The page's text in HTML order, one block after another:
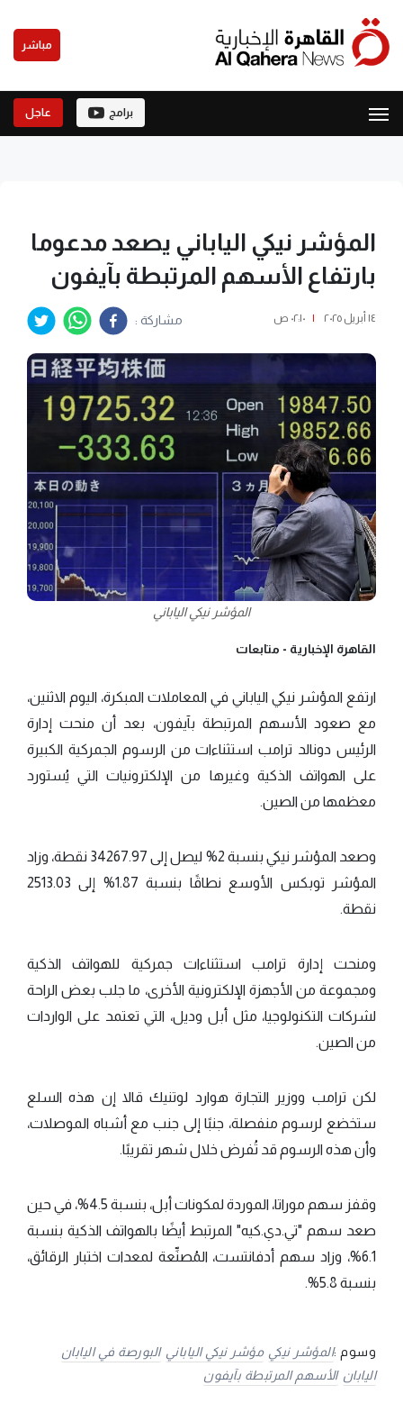
مباشر
برامج عاجل
المؤشر نيكي الياباني يصعد مدعوما
بارتفاع الأسهم المرتبطة بآيفون
١٤ أبريل ٢٠٢٥ | ٠٢:١٠ ص مشاركة :
المؤشر نيكي الياباني
القاهرة الإخبارية - متابعات
ارتفع المؤشر نيكي الياباني في المعاملات المبكرة، اليوم الاثنين،
مع صعود الأسهم المرتبطة بآيفون، بعد أن منحت إدارة
الرئيس دونالد ترامب استثناءات من الرسوم الجمركية الكبيرة
على الهواتف الذكية وغيرها من الإلكترونيات التي يُستورد
معظمها من الصين.
وصعد المؤشر نيكي بنسبة 2% ليصل إلى 34267.97 نقطة، وزاد
المؤشر توبكس الأوسع نطاقًا بنسبة 1.87% إلى 2513.03
نقطة.
ومنحت إدارة ترامب استثناءات جمركية للهواتف الذكية
ومجموعة من الأجهزة الإلكترونية الأخرى، ما جلب بعض الراحة
لشركات التكنولوجيا، مثل أبل وديل، التي تعتمد على الواردات
من الصين.
لكن ترامب ووزير التجارة هوارد لوتنيك قالا إن هذه السلع
ستخضع لرسوم منفصلة، جنبًا إلى جنب مع أشباه الموصلات،
وأن هذه الرسوم قد تُفرض خلال شهر تقريبًا.
وقفز سهم موراتا، الموردة لمكونات أبل، بنسبة 4.5%، في حين
صعد سهم "تي.دي.كيه" المرتبط أيضًا بالهواتف الذكية بنسبة
6.1%، وزاد سهم أدفانتست، المُصنِّعة لمعدات اختبار الرقائق،
بنسبة 5.8%.
وسوم :المؤشر نيكي مؤشر نيكي الياباني البورصة في اليابان
اليابان الأسهم المرتبطة بآيفون